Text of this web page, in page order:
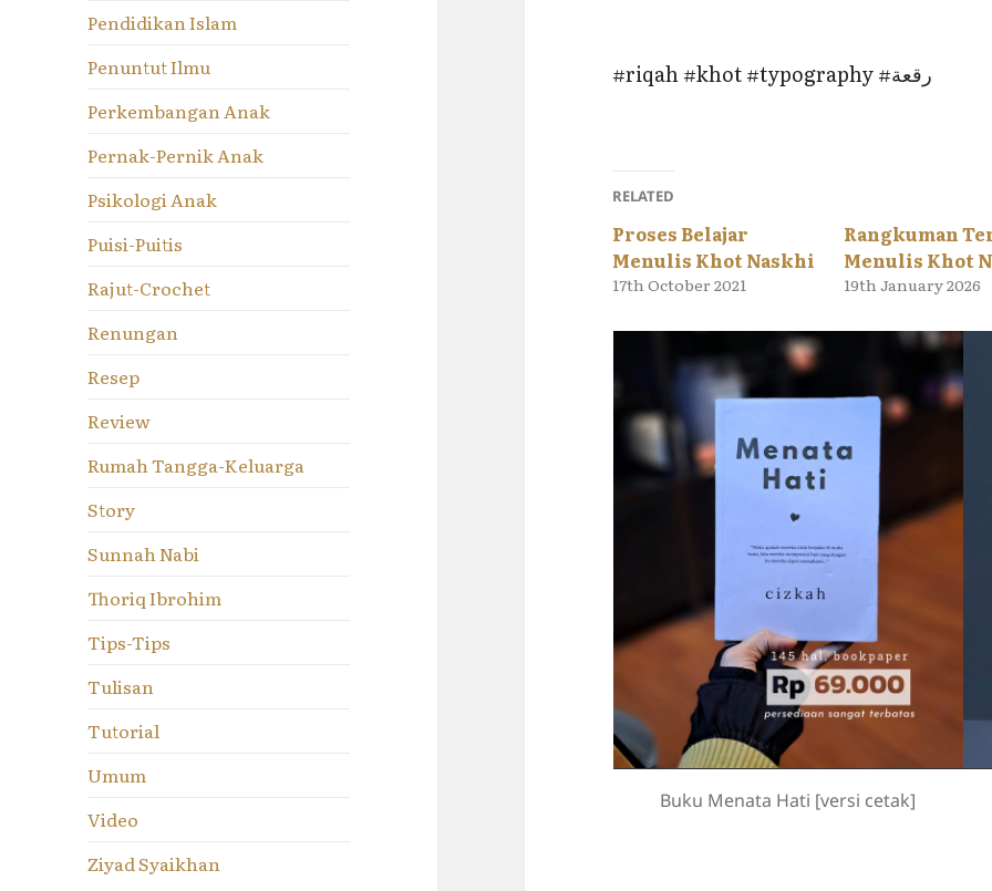
Pendidikan Islam
Penuntut Ilmu
Perkembangan Anak
Pernak-Pernik Anak
Psikologi Anak
Puisi-Puitis
Rajut-Crochet
Renungan
Resep
Review
Rumah Tangga-Keluarga
Story
Sunnah Nabi
Thoriq Ibrohim
Tips-Tips
Tulisan
Tutorial
Umum
Video
Ziyad Syaikhan
#riqah #khot #typography #رقعة
RELATED
Proses Belajar
Menulis Khot Naskhi
17th October 2021
Rangkuman
Menulis Khot
19th January 2026
Buku Menata Hati [versi cetak]